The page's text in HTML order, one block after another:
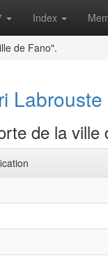
Index
de Fano".
Labrouste
de la ville